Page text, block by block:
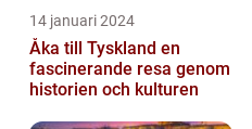
14 januari 2024
Åka till Tyskland en
fascinerande resa genom
historien och kulturen